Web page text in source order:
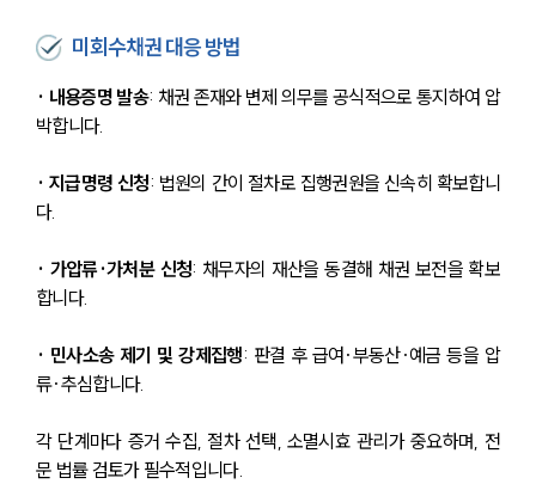
미회수채권 대응 방법
· 내용증명 발송: 채권 존재와 변제 의무를 공식적으로 통지하여 압
박합니다.
· 지급명령 신청: 법원의 간이 절차로 집행권원을 신속히 확보합니
다.
· 가압류·가처분 신청: 채무자의 재산을 동결해 채권 보전을 확보
합니다.
· 민사소송 제기 및 강제집행: 판결 후 급여·부동산·예금 등을 압
류·추심합니다.
각 단계마다 증거 수집, 절차 선택, 소멸시효 관리가 중요하며, 전
문 법률 검토가 필수적입니다.